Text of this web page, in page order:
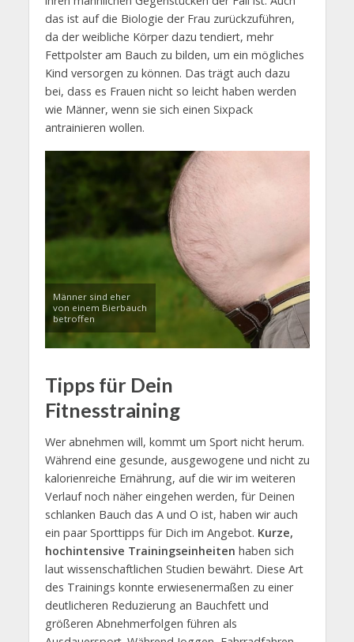
das ist auf die Biologie der Frau zurückzuführen,
da der weibliche Körper dazu tendiert, mehr
Fettpolster am Bauch zu bilden, um ein mögliches
Kind versorgen zu können. Das trägt auch dazu
bei, dass es Frauen nicht so leicht haben werden
wie Männer, wenn sie sich einen Sixpack
antrainieren wollen.
Männer sind eher
von einem Bierbauch
betroffen
Tipps für Dein
Fitnesstraining
Wer abnehmen will, kommt um Sport nicht herum.
Während eine gesunde, ausgewogene und nicht zu
kalorienreiche Ernährung, auf die wir im weiteren
Verlauf noch näher eingehen werden, für Deinen
schlanken Bauch das A und O ist, haben wir auch
ein paar Sporttipps für Dich im Angebot. Kurze,
hochintensive Trainingseinheiten haben sich
laut wissenschaftlichen Studien bewährt. Diese Art
des Trainings konnte erwiesenermaßen zu einer
deutlicheren Reduzierung an Bauchfett und
größeren Abnehmerfolgen führen als